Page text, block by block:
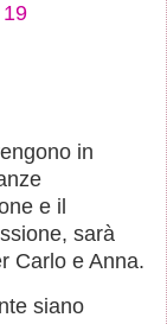
in
e il
sarà
Carlo e Anna.
siano